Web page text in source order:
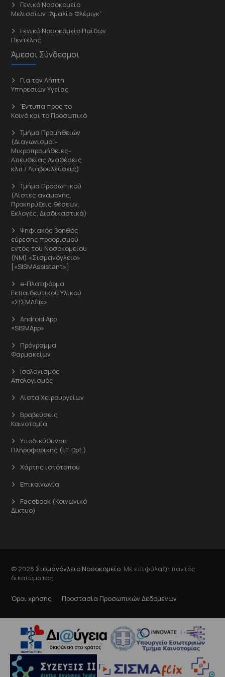
Γενικό Νοσοκομείο
Μελισσίων “Άμαλία Φλέμιγκ”
Γενικό Νοσοκομείο Παίδων
Πεντέλης
Άμεσοι Σύνδεσμοι
Για τον Λήπτη
Υπηρεσιών Υγείας
'Εντυπα προς το
Κοινό και το Προσωπικό
Τμήμα Προμηθειών
(Διαγωνισμοί-
Μικροπρομήθειες-
Απευθείας Αναθέσεις
κλπ / Διαβουλεύσεις)
Τμήμα Προσωπικού
(Λίστες αναμονής,
Προκηρύξεις θέσεων,
Εκλογές, Διαδικαστικά)
Ψηφιακός βοηθός
εύρεσης προορισμού
εντός του Νοσοκομείου
(ΝΜ) «Σισμανόγλειο»
[«SISMAssistant»]
e-Πλατφόρμα
Εκπαιδευτικού Υλικού
«ΣΙΣΜΑflix»
Android App
«SISMApp»
Πρόγραμμα
Φαρμακείων
Ισολογισμός-
Απολογισμός
Λίστα Χειρουργείων
Βραβεύσεις
Καινοτομία
Υποδιεύθυνση
Πληροφορικής (I.T. Dpt.)
Χάρτης ιστότοπου
Επικοινωνία
Facebook (Κοινωνικό
Δίκτυο)
© 2026 Σισμανόγλειο Νοσοκομείο . Με επιφύλαξη παντός
δικαιώματος.
Όροι χρήσης Προστασία Προσωπικών Δεδομένων